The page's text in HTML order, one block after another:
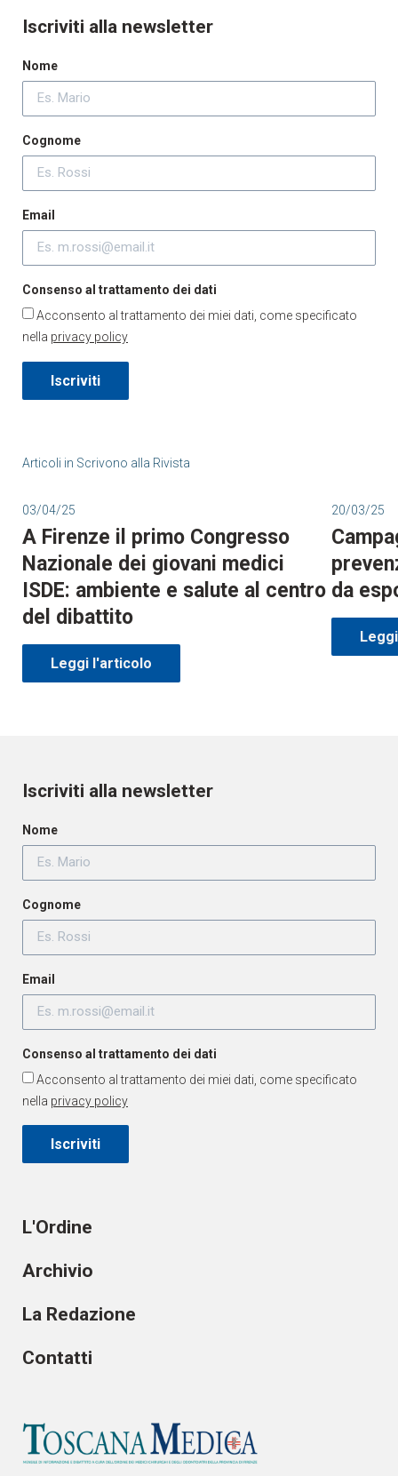
Iscriviti alla newsletter
Nome
Cognome
Email
Consenso al trattamento dei dati
Acconsento al trattamento dei miei dati, come specificato
nella privacy policy
Iscriviti
Articoli in Scrivono alla Rivista
03/04/25
A Firenze il primo Congresso
Nazionale dei giovani medici
ISDE: ambiente e salute al centro
del dibattito
Leggi l'articolo
20/03/25
da
L'Ordine
Archivio
La Redazione
Contatti
Iscriviti alla newsletter
Nome
Cognome
Email
Consenso al trattamento dei dati
Acconsento al trattamento dei miei dati, come specificato
nella privacy policy
Iscriviti